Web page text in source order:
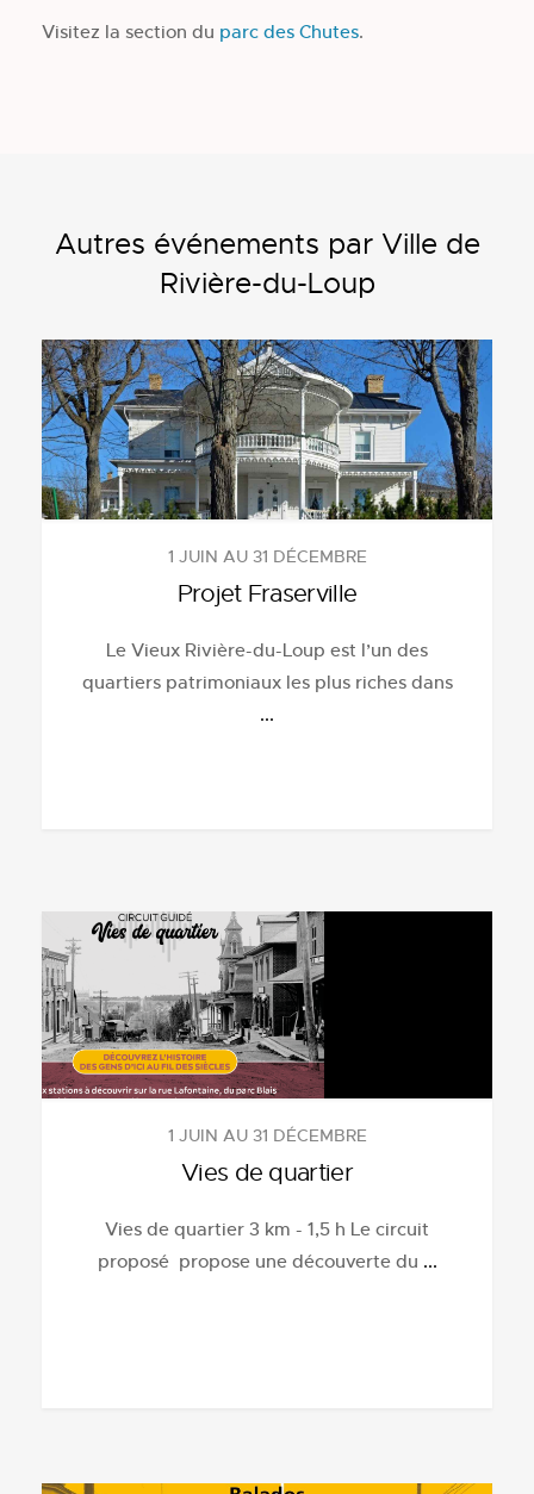
Visitez la section du parc des Chutes.
Autres événements par Ville de
Rivière-du-Loup
1 JUIN AU 31 DÉCEMBRE
Projet Fraserville
Le Vieux Rivière-du-Loup est l’un des
quartiers patrimoniaux les plus riches dans
...
1 JUIN AU 31 DÉCEMBRE
Vies de quartier
Vies de quartier 3 km - 1,5 h Le circuit
proposé propose une découverte du ...